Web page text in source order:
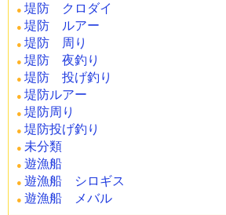
堤防 クロダイ
堤防 ルアー
堤防 周り
堤防 夜釣り
堤防 投げ釣り
堤防ルアー
堤防周り
堤防投げ釣り
未分類
遊漁船
遊漁船 シロギス
遊漁船 メバル